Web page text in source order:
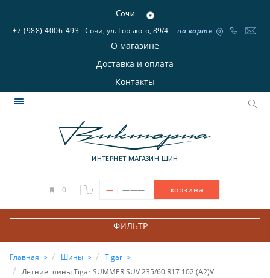
Сочи
+7 (988) 4006-493 Сочи, ул. Горького, 89/4 на карте
О магазине
Доставка и оплата
Контакты
ИНТЕРНЕТ МАГАЗИН ШИН
0 — | ——— корзина
ФИЛЬТР
Главная Шины
Tigar
Летние шины Tigar SUMMER SUV 235/60 R17 102 (A2)V